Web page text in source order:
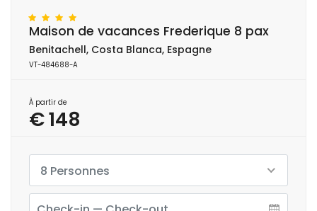
Maison de vacances Frederique 8 pax
Benitachell, Costa Blanca, Espagne
VT-484688-A
À partir de
€ 148
8 Personnes